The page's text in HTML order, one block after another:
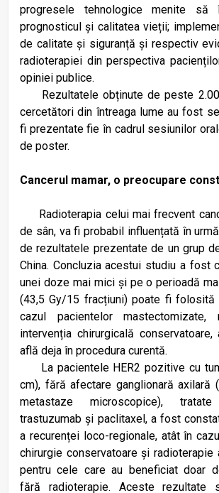
progresele tehnologice menite să
prognosticul și calitatea vieții;
de calitate și siguranță și respectiv
radioterapiei din perspectiva
opiniei publice.
Rezultatele obținute de peste
cercetători din întreaga lume au fost
fi prezentate fie în cadrul sesiunilor
de poster.
Cancerul mamar, o preocupare
Radioterapia celui mai frecvent
de sân, va fi probabil influențată în
de rezultatele prezentate de un grup
China. Concluzia acestui studiu a fost
unei doze mai mici și pe o perioadă
(43,5 Gy/15 fracțiuni) poate fi
cazul pacientelor
intervenția chirurgicală
află deja în procedura curentă.
La pacientele HER2 pozitive cu
cm), fără afectare ganglionară axilară
metastaze microscopice),
trastuzumab și paclitaxel, a fost
a recurenței loco-regionale, atât în
chirurgie conservatoare și radioterapie
pentru cele care au beneficiat doar
fără radioterapie. Aceste rezultate